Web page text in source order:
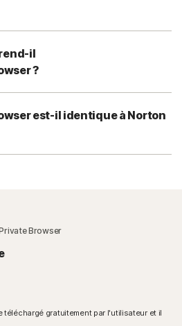
il
?
est-il identique à Norton
Browser
Windows™
téléchargé gratuitement par l'utilisateur et il